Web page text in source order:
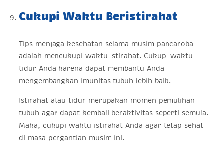
Cukupi Waktu Beristirahat
Tips menjaga kesehatan selama musim pancaroba
adalah mencukupi waktu istirahat. Cukupi waktu
tidur Anda karena dapat membantu Anda
mengembangkan imunitas tubuh lebih baik.
Istirahat atau tidur merupakan momen pemulihan
tubuh agar dapat kembali beraktivitas seperti semula.
Maka, cukupi waktu istirahat Anda agar tetap sehat
di masa pergantian musim ini.